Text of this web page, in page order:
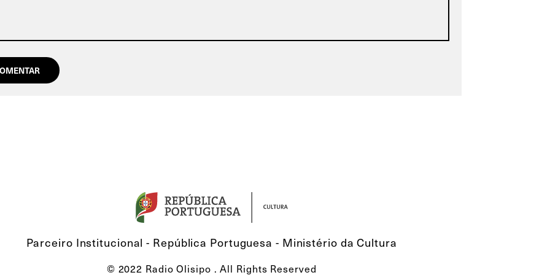
Parceiro Institucional - República Portuguesa - Ministério da Cultura
© 2022 Radio Olisipo . All Rights Reserved